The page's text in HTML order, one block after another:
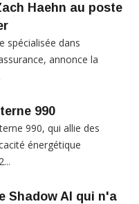
Haehn au poste
spécialisée dans
annonce la
990
990, qui allie des
énergétique
Shadow AI qui n'a